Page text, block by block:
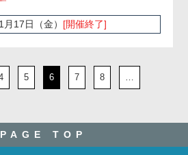
17日（金） [開催終了]
ビ
ゲ
ー
シ
5 6 7 8 …
PAGE TOP